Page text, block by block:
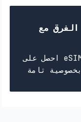
مع
احصل على eSIM الخاص بك في Spain فوراً —